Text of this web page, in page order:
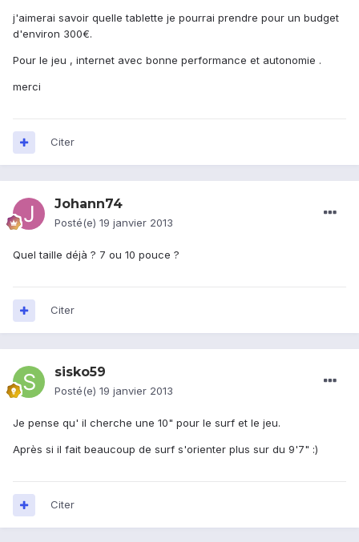
j'aimerai savoir quelle tablette je pourrai prendre pour un budget
d'environ 300€.
Pour le jeu , internet avec bonne performance et autonomie .
merci
Citer
Johann74
Posté(e) 19 janvier 2013
Quel taille déjà ? 7 ou 10 pouce ?
Citer
sisko59
Posté(e) 19 janvier 2013
Je pense qu' il cherche une 10" pour le surf et le jeu.
Après si il fait beaucoup de surf s'orienter plus sur du 9'7" :)
Citer